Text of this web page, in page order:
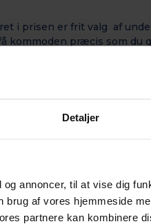
Detaljer
annoncer, til at vise dig
af vores hjemmeside
partnere kan kombinere
i prisen er frit valg af
kommoden præcis som du
kommode 80
skuffer i